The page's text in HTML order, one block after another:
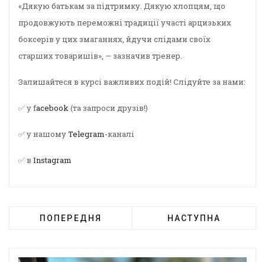
«Дякую батькам за підтримку. Дякую хлопцям, що
продовжують переможні традиції участі арцизьких
боксерів у цих змаганнях, йдучи слідами своїх
старших товаришів», — зазначив тренер.
Залишайтеся в курсі важливих подій! Слідуйте за нами:
✅ у facebook(та запроси друзів!)
✅ у нашомуTelegram-каналі
✅ в Instagram
ПОПЕРЕДНЯ НАСТУПНА